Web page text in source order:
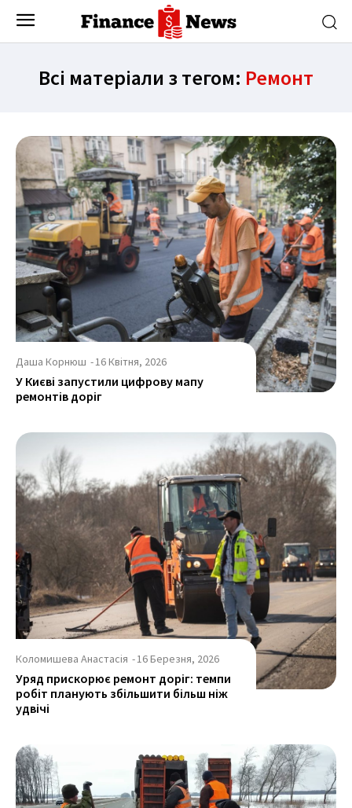
Всі матеріали з тегом: Ремонт
Даша Корнюш -16 Квітня, 2026
У Києві запустили цифрову мапу
ремонтів доріг
Коломишева Анастасія -16 Березня, 2026
Уряд прискорює ремонт доріг: темпи
робіт планують збільшити більш ніж
удвічі